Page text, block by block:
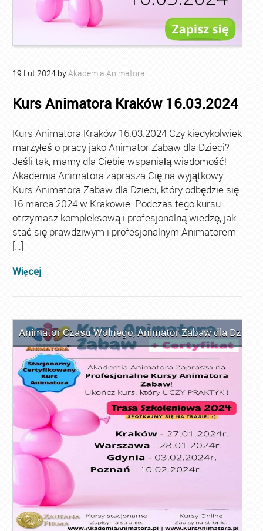
19 Lut2024 byAkademia Animatora
Kurs Animatora Kraków 16.03.2024
Kurs Animatora Kraków 16.03.2024 Czy kiedykolwiek
marzyłeś o pracy jako Animator Zabaw dla Dzieci?
Jeśli tak, mamy dla Ciebie wspaniałą wiadomość!
Akademia Animatora zaprasza Cię na wyjątkowy
Kurs Animatora Zabaw dla Dzieci, który odbędzie się
16 marca 2024 w Krakowie. Podczas tego kursu
otrzymasz kompleksową i profesjonalną wiedzę, jak
stać się prawdziwym i profesjonalnym Animatorem
[…]
Więcej
Animator Czasu Wolnego,Animator Zabaw dla Dzieci